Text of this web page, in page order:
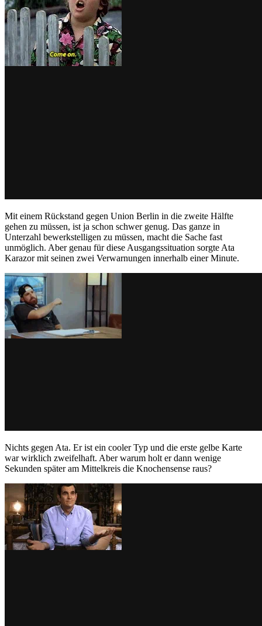
Mit einem Rückstand gegen Union Berlin in die zweite Hälfte
gehen zu müssen, ist ja schon schwer genug. Das ganze in
Unterzahl bewerkstelligen zu müssen, macht die Sache fast
unmöglich. Aber genau für diese Ausgangssituation sorgte Ata
Karazor mit seinen zwei Verwarnungen innerhalb einer Minute.
Nichts gegen Ata. Er ist ein cooler Typ und die erste gelbe Karte
war wirklich zweifelhaft. Aber warum holt er dann wenige
Sekunden später am Mittelkreis die Knochensense raus?